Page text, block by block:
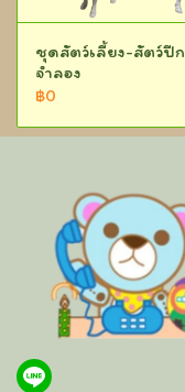
ชุดสัตว์เลี้ยง-สัตว์ปีก
จำลอง
฿0